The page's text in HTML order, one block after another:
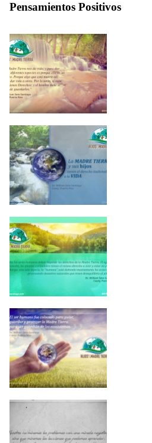
Pensamientos Positivos